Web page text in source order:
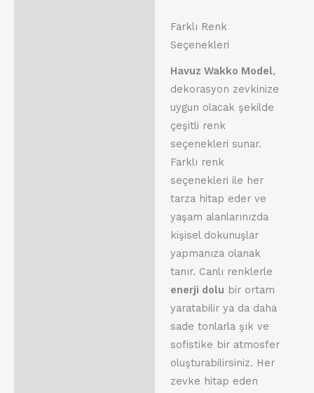
Farklı Renk
Seçenekleri
Havuz Wakko Model,
dekorasyon zevkinize
uygun olacak şekilde
çeşitli renk
seçenekleri sunar.
Farklı renk
seçenekleri ile her
tarza hitap eder ve
yaşam alanlarınızda
kişisel dokunuşlar
yapmanıza olanak
tanır. Canlı renklerle
enerji dolu bir ortam
yaratabilir ya da daha
sade tonlarla şık ve
sofistike bir atmosfer
oluşturabilirsiniz. Her
zevke hitap eden